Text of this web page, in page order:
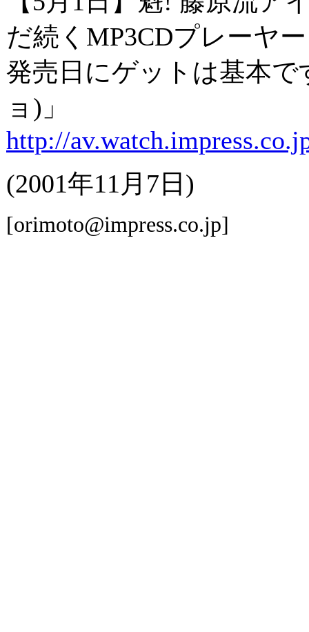
だ続くMP3CDプレーヤー
発売日にゲットは基本で
ョ)」
http://
(2001年11月7日)
[orimoto@impress.co.jp]